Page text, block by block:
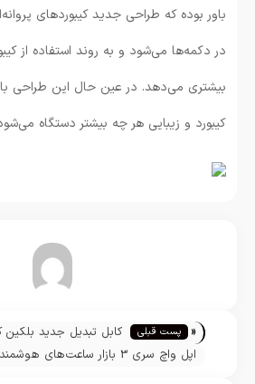
باور بوده که طراحی جدید کیبوردهای
در دکمه‌ها می‌شود و به روند استفاده از
بیشتری می‌دهد. در عین حال این طراحی
کیبورد و زیبایی هر چه بیشتر دستگاه
تیم تحریریه « پست قبلی
کابل تبدیل جدید بلکین
دانگل‌های دیگر بی‌نیاز
اپل واچ سری 3 بازار ساعت‌های هوشمند